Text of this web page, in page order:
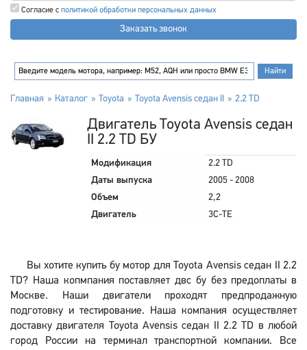
Согласие с политикой обработки персональных данных
Заказать звонок
Главная Каталог Toyota Toyota Avensis седан II 2.2 TD
Двигатель Toyota Avensis седан
II 2.2 TD БУ
Модификация
2.2 TD
Даты выпуска
2005 - 2008
Объем
2,2
Двигатель
3C-TE
Вы хотите купить бу мотор для Toyota Avensis седан II 2.2
TD? Наша копмпания поставляет двс бу без предоплаты в
Москве. Наши двигатели проходят предпродажную
подготовку и тестирование. Наша компания осуществляет
доставку двигателя Toyota Avensis седан II 2.2 TD в любой
город России на терминал транспортной компании. Все